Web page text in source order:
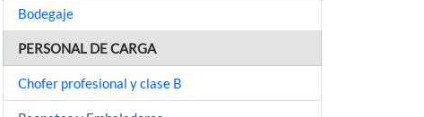
Bodegaje
PERSONAL DE CARGA
Chofer profesional y clase B